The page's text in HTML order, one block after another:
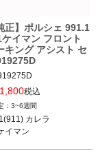
正】ポルシェ 991.1
イマン フロント
キング アシスト セ
カレラ／カレラS
ラ4S 11-16
イマン ケイマン／ケイ
16
税込
3~6週間
カレラ